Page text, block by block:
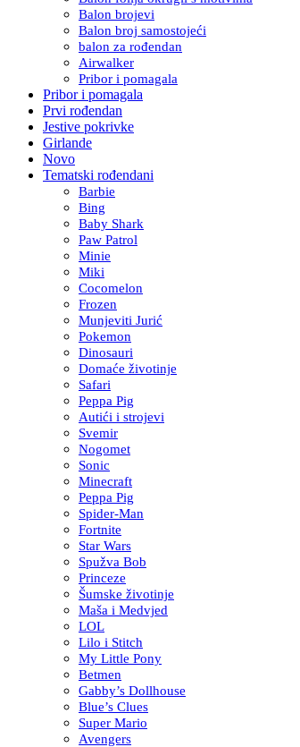
Balon brojevi
Balon broj samostojeći
balon za rođendan
Airwalker
Pribor i pomagala
Pribor i pomagala
Prvi rođendan
Jestive pokrivke
Girlande
Novo
Tematski rođendani
Barbie
Bing
Baby Shark
Paw Patrol
Minie
Miki
Cocomelon
Frozen
Munjeviti Jurić
Pokemon
Dinosauri
Domaće životinje
Safari
Peppa Pig
Autići i strojevi
Svemir
Nogomet
Sonic
Minecraft
Peppa Pig
Spider-Man
Fortnite
Star Wars
Spužva Bob
Princeze
Šumske životinje
Maša i Medvjed
LOL
Lilo i Stitch
My Little Pony
Betmen
Gabby’s Dollhouse
Blue’s Clues
Super Mario
Avengers